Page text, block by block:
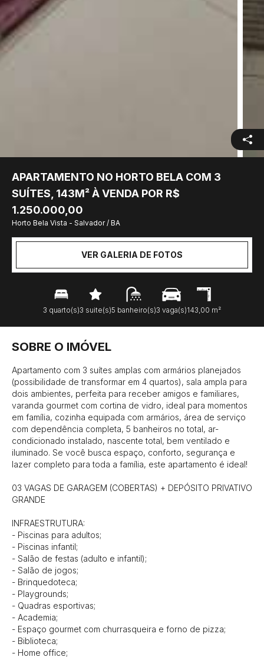
APARTAMENTO NO HORTO BELA COM 3
SUÍTES, 143M² À VENDA POR R$
1.250.000,00
Horto Bela Vista - Salvador / BA
VER GALERIA DE FOTOS
3 quarto(s)3 suite(s)5 banheiro(s)3 vaga(s)143,00 m²
SOBRE O IMÓVEL
Apartamento com 3 suítes amplas com armários planejados
(possibilidade de transformar em 4 quartos), sala ampla para
dois ambientes, perfeita para receber amigos e familiares,
varanda gourmet com cortina de vidro, ideal para momentos
em família, cozinha equipada com armários, área de serviço
com dependência completa, 5 banheiros no total, ar-
condicionado instalado, nascente total, bem ventilado e
iluminado. Se você busca espaço, conforto, segurança e
lazer completo para toda a família, este apartamento é ideal!
03 VAGAS DE GARAGEM (COBERTAS) + DEPÓSITO PRIVATIVO
GRANDE
INFRAESTRUTURA:
- Piscinas para adultos;
- Piscinas infantil;
- Salão de festas (adulto e infantil);
- Salão de jogos;
- Brinquedoteca;
- Playgrounds;
- Quadras esportivas;
- Academia;
- Espaço gourmet com churrasqueira e forno de pizza;
- Biblioteca;
- Home office;